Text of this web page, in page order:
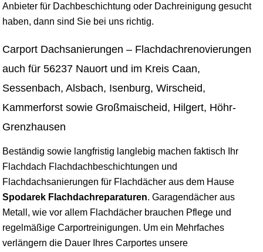
Anbieter für Dachbeschichtung oder Dachreinigung gesucht
haben, dann sind Sie bei uns richtig.
Carport Dachsanierungen – Flachdachrenovierungen
auch für 56237 Nauort und im Kreis Caan,
Sessenbach, Alsbach, Isenburg, Wirscheid,
Kammerforst sowie Großmaischeid, Hilgert, Höhr-
Grenzhausen
Beständig sowie langfristig langlebig machen faktisch Ihr
Flachdach Flachdachbeschichtungen und
Flachdachsanierungen für Flachdächer aus dem Hause
Spodarek Flachdachreparaturen. Garagendächer aus
Metall, wie vor allem Flachdächer brauchen Pflege und
regelmäßige Carportreinigungen. Um ein Mehrfaches
verlängern die Dauer Ihres Carportes unsere